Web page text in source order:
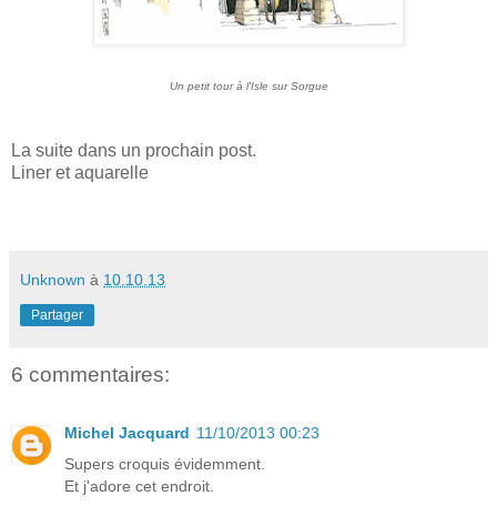
Un petit tour à l'Isle sur Sorgue
La suite dans un prochain post.
Liner et aquarelle
Unknown à 10.10.13
Partager
6 commentaires:
Michel Jacquard 11/10/2013 00:23
Supers croquis évidemment.
Et j'adore cet endroit.